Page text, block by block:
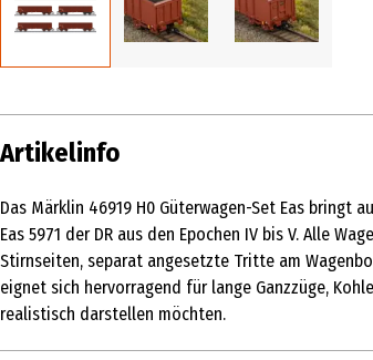
Artikelinfo
Das Märklin 46919 H0 Güterwagen-Set Eas bringt
Eas 5971 der DR aus den Epochen IV bis V. Alle
Stirnseiten, separat angesetzte Tritte am
eignet sich hervorragend für lange Ganzzüge,
realistisch darstellen möchten.